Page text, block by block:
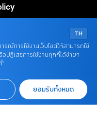
TH
รณ์การใช้งานเว็บไซต์ให้สามารถใช้
ฏิเสธการใช้งานคุกกี้ได้ง่ายๆ
ยอมรับทั้งหมด